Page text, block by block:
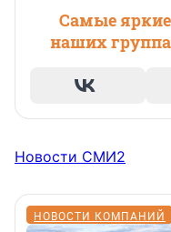
Самые
наших
Новости СМИ2
НОВОСТИ КОМПАНИЙ